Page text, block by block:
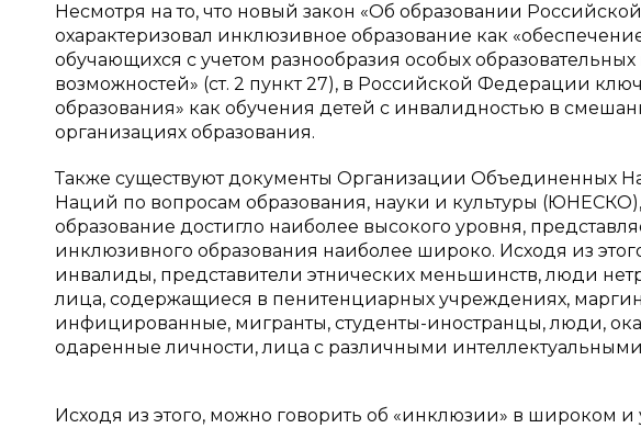
Несмотря на то, что новый закон «Об образовании
охарактеризовал инклюзивное образование как
обучающихся с учетом разнообразия особых
возможностей» (ст. 2 пункт 27), в Российской Федерации
образования» как обучения детей с инвалидностью в
организациях образования.
Также существуют документы Организации
Наций по вопросам образования, науки и культуры
образование достигло наиболее высокого уровня,
инклюзивного образования наиболее широко. Исходя из
инвалиды, представители этнических меньшинств, люди
лица, содержащиеся в пенитенциарных учреждениях,
инфицированные, мигранты, студенты-иностранцы, люди,
одаренные личности, лица с различными
Исходя из этого, можно говорить об «инклюзии» в широком и